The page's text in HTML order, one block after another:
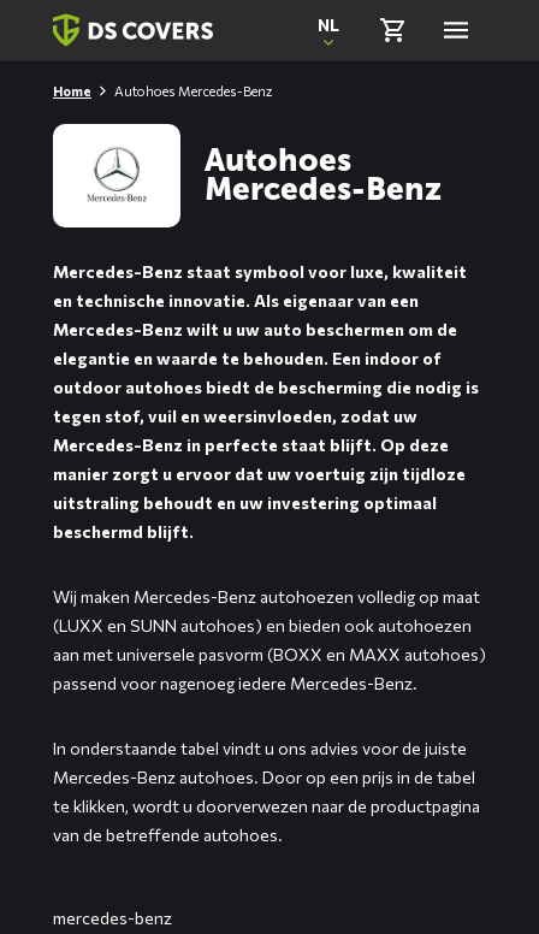
Skiplinks
NL
Home Autohoes Mercedes-Benz
Autohoes
Mercedes-Benz
Mercedes-Benz staat symbool voor luxe, kwaliteit
en technische innovatie. Als eigenaar van een
Mercedes-Benz wilt u uw auto beschermen om de
elegantie en waarde te behouden. Een indoor of
outdoor autohoes biedt de bescherming die nodig is
tegen stof, vuil en weersinvloeden, zodat uw
Mercedes-Benz in perfecte staat blijft. Op deze
manier zorgt u ervoor dat uw voertuig zijn tijdloze
uitstraling behoudt en uw investering optimaal
beschermd blijft.
Wij maken Mercedes-Benz autohoezen volledig op maat
(LUXX en SUNN autohoes) en bieden ook autohoezen
aan met universele pasvorm (BOXX en MAXX autohoes)
passend voor nagenoeg iedere Mercedes-Benz.
In onderstaande tabel vindt u ons advies voor de juiste
Mercedes-Benz autohoes. Door op een prijs in de tabel
te klikken, wordt u doorverwezen naar de productpagina
van de betreffende autohoes.
mercedes-benz